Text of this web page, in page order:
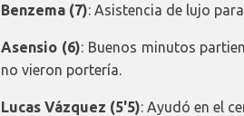
Benzema (7): Asistencia de lujo
Asensio (6): Buenos minutos
no vieron portería.
Lucas Vázquez (5'5): Ayudó en el